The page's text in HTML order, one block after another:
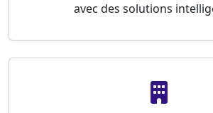
avec des solutions